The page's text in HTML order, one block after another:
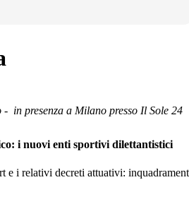
- in presenza a Milano presso Il Sole 24
i nuovi enti sportivi dilettantistici
e i relativi decreti attuativi: